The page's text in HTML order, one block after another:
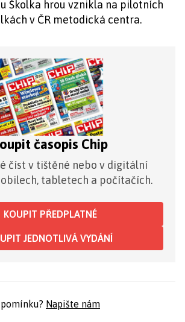
Školka hrou vznikla na pilotních
v ČR metodická centra.
časopis Chip
číst v tištěné nebo v digitální
tabletech a počítačích.
KOUPIT PŘEDPLATNÉ
JEDNOTLIVÁ VYDÁNÍ
Napište nám